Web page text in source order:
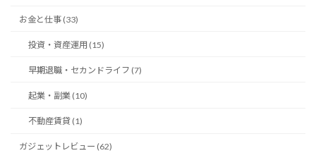
お金と仕事 (33)
投資・資産運用 (15)
早期退職・セカンドライフ (7)
起業・副業 (10)
不動産賃貸 (1)
ガジェットレビュー (62)